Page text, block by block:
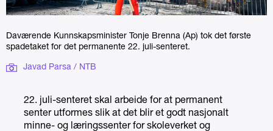
Daværende Kunnskapsminister Tonje Brenna (Ap) tok det første
spadetaket for det permanente 22. juli-senteret.
Javad Parsa / NTB
22. juli-senteret skal arbeide for at permanent
senter utformes slik at det blir et godt nasjonalt
minne- og læringssenter for skoleverket og